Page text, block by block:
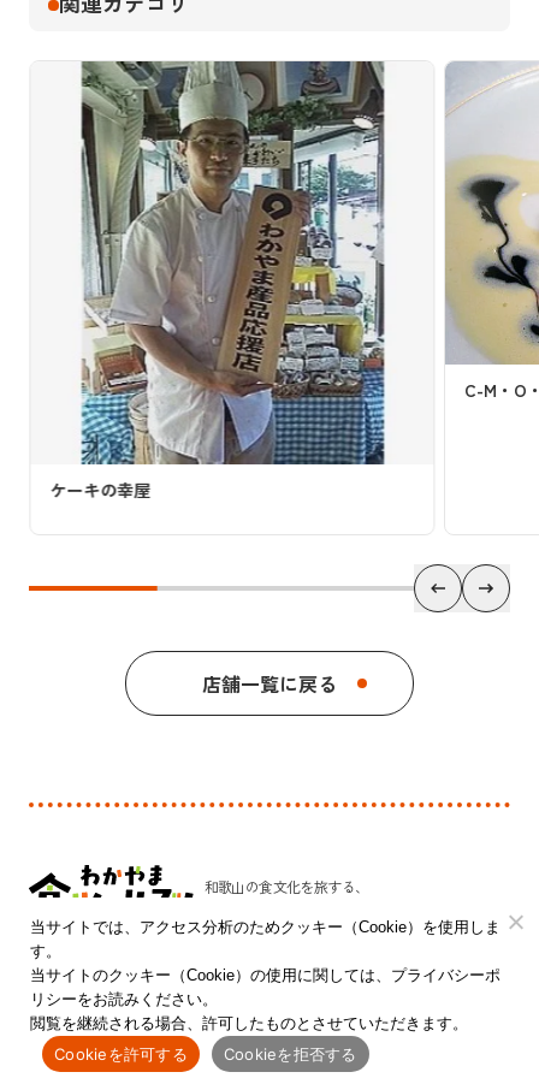
ケーキの幸屋
C-M・O
店舗一覧に戻る
和歌山の食文化を旅する、
和歌山県 農林水産部 農林水産政策局 食品流通課
〒640-8585 和歌山市小松原通一丁目1番地
当サイトでは、アクセス分析のためクッキー（Cookie）を使用しま
す。
当サイトのクッキー（Cookie）の使用に関しては、プライバシーポ
リシーをお読みください。
閲覧を継続される場合、許可したものとさせていただきます。
Cookieを許可する Cookieを拒否する